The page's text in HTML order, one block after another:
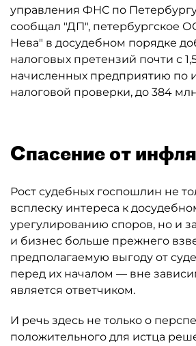
управления ФНС по
сообщал "ДП", петербургское
Нева" в досудебном порядке
налоговых претензий почти с
начисленных предприятию по
налоговой проверки, до 384
Спасение от
Рост судебных госпошлин не
всплеску интереса к
урегулированию споров, но и
и бизнес больше прежнего
предполагаемую выгоду от
перед их началом — вне
является ответчиком.
И речь здесь не только о
положительного для истца